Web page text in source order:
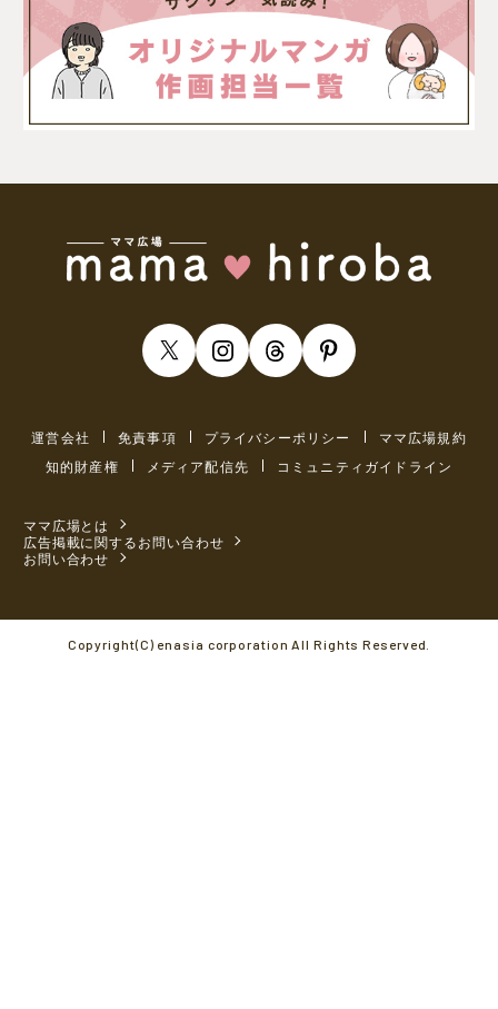
運営会社 免責事項 プライバシーポリシー
ママ広場規約
知的財産権
メディア配信先 コミュニティガイドライン
ママ広場とは
広告掲載に関するお問い合わせ
お問い合わせ
Copyright(C) enasia corporation All Rights Reserved.